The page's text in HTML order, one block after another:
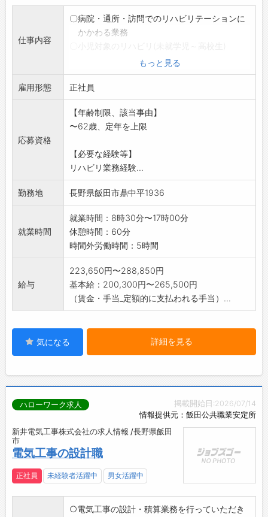
仕事内容
〇病院・通所・訪問でのリハビリテーションに
かかわる業務
発達障害、構音障害、吃音など
※雇用条件等の詳細については面接時に説明
いたします。
【業務の変更範囲】:変更なし
もっと見る
雇用形態 正社員
応募資格
【年齢制限、該当事由】
〜62歳、定年を上限
【必要な経験等】
リハビリ業務経験...
勤務地 長野県飯田市鼎中平1936
就業時間
就業時間：8時30分〜17時00分
休憩時間：60分
時間外労働時間：5時間
給与
223,650円〜288,850円
基本給：200,300円〜265,500円
（賃金・手当_定額的に支払われる手当）...
気になる 詳細を見る
掲載開始日:2026/07/14
情報提供元：飯田公共職業安定所
ハローワーク求人
新井電気工事株式会社の求人情報 /長野県飯田
市
電気工事の設計職
正社員 未経験者活躍中 男女活躍中
○電気工事の設計・積算業務を行っていただき